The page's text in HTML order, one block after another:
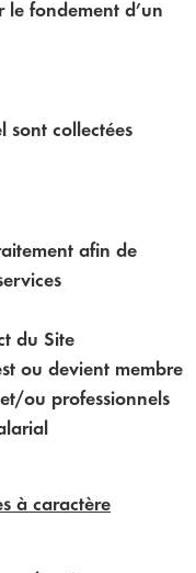
le fondement d’un
sont collectées
afin de
du Site
ou devient membre
ou professionnels
à caractère